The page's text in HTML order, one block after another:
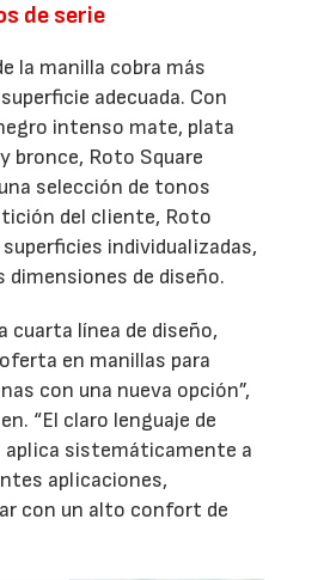
de serie
la manilla cobra más
adecuada. Con
intenso mate, plata
bronce, Roto Square
selección de tonos
del cliente, Roto
individualizadas,
dimensiones de diseño.
cuarta línea de diseño,
en manillas para
con una nueva opción”,
“El claro lenguaje de
aplica sistemáticamente a
aplicaciones,
con un alto confort de